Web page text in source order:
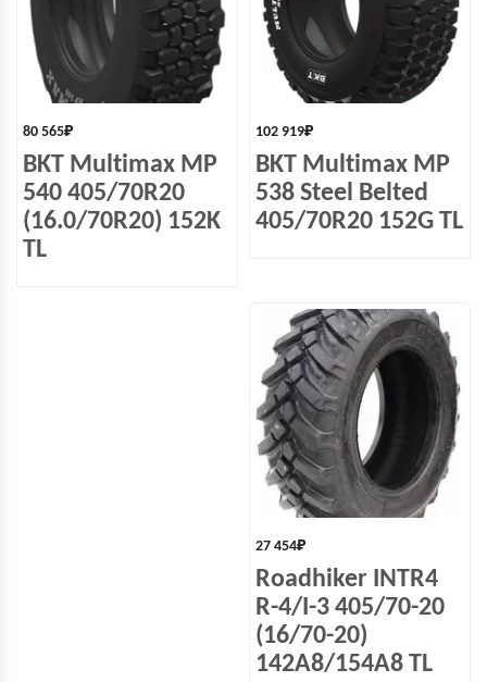
80 565₽
BKT Multimax MP
540 405/70R20
(16.0/70R20) 152K
TL
102 919₽
BKT Multimax MP
538 Steel Belted
405/70R20 152G TL
27 454₽
Roadhiker INTR4
R-4/I-3 405/70-20
(16/70-20)
142A8/154A8 TL